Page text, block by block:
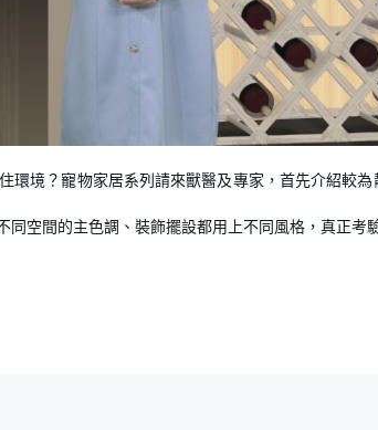
環境？寵物家居系列請來獸醫及專家，首先介紹較
空間的主色調、裝飾擺設都用上不同風格，真正考